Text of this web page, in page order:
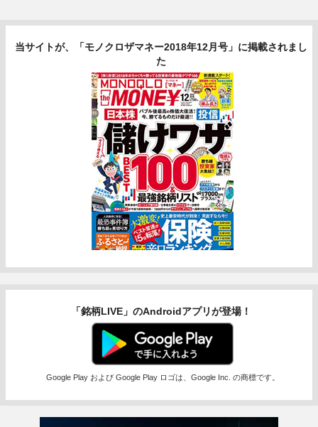
当サイトが、「モノクロザマネー2018年12月号」に掲載されまし
た
「銘柄LIVE」のAndroidアプリが登場！
Google Play および Google Play ロゴは、Google Inc. の商標です。